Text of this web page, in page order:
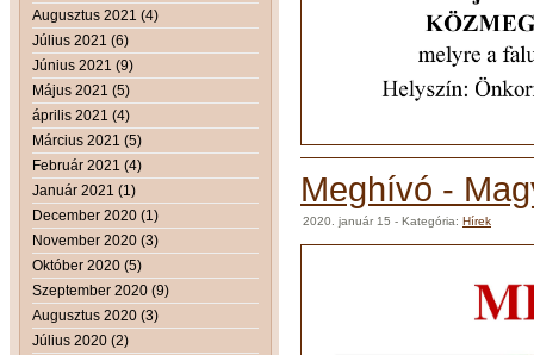
Augusztus 2021 (4)
Július 2021 (6)
Június 2021 (9)
Május 2021 (5)
április 2021 (4)
Március 2021 (5)
Február 2021 (4)
Január 2021 (1)
December 2020 (1)
November 2020 (3)
Október 2020 (5)
Szeptember 2020 (9)
Augusztus 2020 (3)
Július 2020 (2)
Meghívó -
2020. január 15 - Kategória: Hírek